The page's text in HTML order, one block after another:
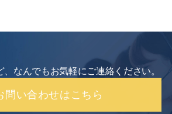
なんでもお気軽にご連絡ください。
問い合わせはこちら